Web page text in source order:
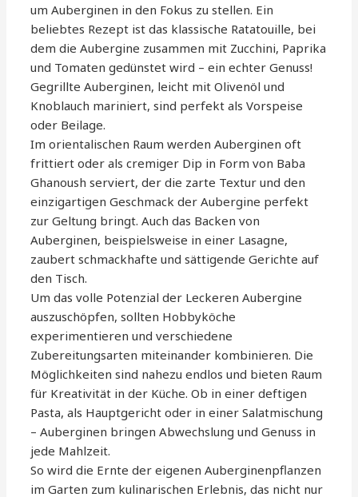
um Auberginen in den Fokus zu stellen. Ein
beliebtes Rezept ist das klassische Ratatouille, bei
dem die Aubergine zusammen mit Zucchini, Paprika
und Tomaten gedünstet wird – ein echter Genuss!
Gegrillte Auberginen, leicht mit Olivenöl und
Knoblauch mariniert, sind perfekt als Vorspeise
oder Beilage.
Im orientalischen Raum werden Auberginen oft
frittiert oder als cremiger Dip in Form von Baba
Ghanoush serviert, der die zarte Textur und den
einzigartigen Geschmack der Aubergine perfekt
zur Geltung bringt. Auch das Backen von
Auberginen, beispielsweise in einer Lasagne,
zaubert schmackhafte und sättigende Gerichte auf
den Tisch.
Um das volle Potenzial der Leckeren Aubergine
auszuschöpfen, sollten Hobbyköche
experimentieren und verschiedene
Zubereitungsarten miteinander kombinieren. Die
Möglichkeiten sind nahezu endlos und bieten Raum
für Kreativität in der Küche. Ob in einer deftigen
Pasta, als Hauptgericht oder in einer Salatmischung
– Auberginen bringen Abwechslung und Genuss in
jede Mahlzeit.
So wird die Ernte der eigenen Auberginenpflanzen
im Garten zum kulinarischen Erlebnis, das nicht nur